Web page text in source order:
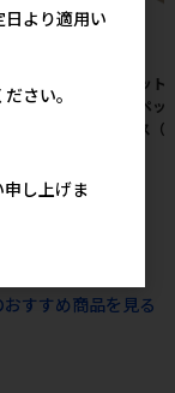
イッシュ80
） ※発注
下さい 【値
［ペッ
薄型ペ
ケース
おすすめ商品を見る
より適用い
さい。
し上げま